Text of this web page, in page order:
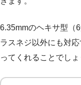
6.35mmのヘキサ型（
ラスネジ以外にも対
ってくれることでしょ